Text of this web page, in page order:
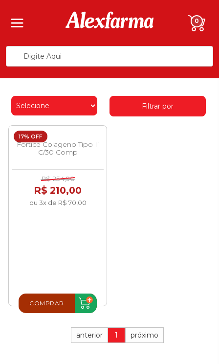
0
Filtrar por
17% OFF
Fortice Colageno Tipo Ii
C/30 Comp
R$ 254,90
R$ 210,00
ou 3x de R$ 70,00
COMPRAR
anterior 1 próximo